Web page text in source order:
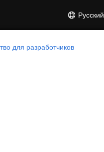
Русский
для разработчиков